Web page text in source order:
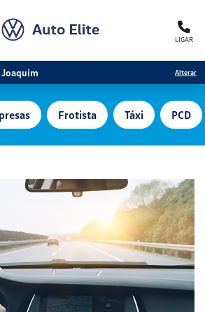
LIGAR
Alterar
Frotista Táxi PCD